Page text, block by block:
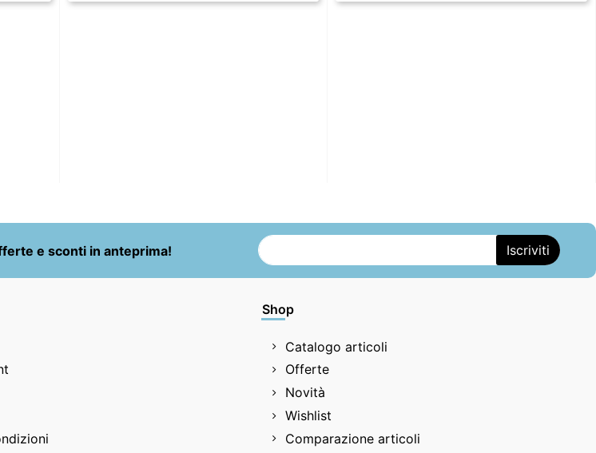
e sconti in anteprima!
Shop
Catalogo articoli
Offerte
Novità
Wishlist
Comparazione articoli